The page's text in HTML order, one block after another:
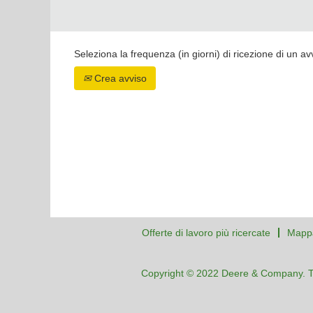
Seleziona la frequenza (in giorni) di ricezione di un
Crea avviso
Offerte di lavoro più ricercate
Copyright © 2022 Deere & Company.